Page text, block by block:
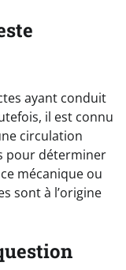
ayant conduit
il est connu
circulation
pour déterminer
mécanique ou
sont à l’origine